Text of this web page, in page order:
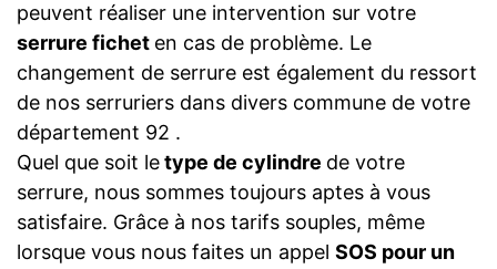
peuvent réaliser une intervention sur votre
serrure fichet en cas de problème. Le
changement de serrure est également du ressort
de nos serruriers dans divers commune de votre
département 92 .
Quel que soit letype de cylindre de votre
serrure, nous sommes toujours aptes à vous
satisfaire. Grâce à nos tarifs souples, même
lorsque vous nous faites un appel SOS pour un